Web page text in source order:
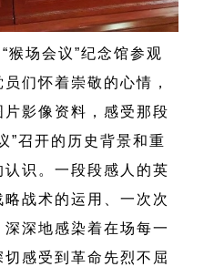
猴场会议”纪念馆参观
们怀着崇敬的心情，
影像资料，感受那段
”召开的历史背景和重
识。一段段感人的英
战术的运用、一次次
深地感染着在场每一
感受到革命先烈不屈